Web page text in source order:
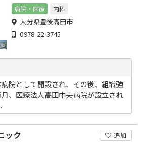
貢献致します。
病院・医療 内科
大分県豊後高田市
0978-22-3745
院として開設され、その後、組織強
、医療法人高田中央病院が設立され
ック 追加